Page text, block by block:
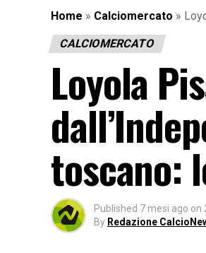
Home » Calciomercato »
CALCIOMERCATO
Loyola
toscano:
Published 7 mesi ago on
By Redazione